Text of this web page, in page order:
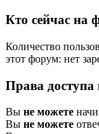
Кто сейчас на
Количество
этот форум: нет
Права
Вы не можете
Вы не можете